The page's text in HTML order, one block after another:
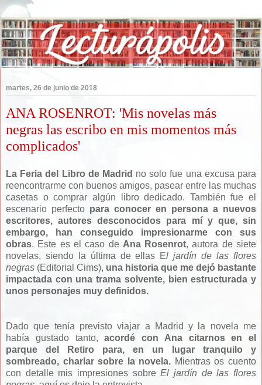
martes, 26 de junio de 2018
ANA ROSENROT: 'Mis novelas más
negras las escribo en mis momentos más
complicados'
La Feria del Libro de Madrid no solo fue una excusa para
reencontrarme con buenos amigos, pasear entre las muchas
casetas o comprar algún libro dedicado. También fue el
escenario perfecto para conocer en persona a nuevos
escritores, autores desconocidos para mí y que, sin
embargo, han conseguido impresionarme con sus
obras. Este es el caso de Ana Rosenrot, autora de siete
novelas, siendo la última de ellas El jardín de las flores
negras (Editorial Cims), una historia que me dejó bastante
impactada con una trama solvente, bien estructurada y
unos personajes muy definidos.
Dado que tenía previsto viajar a Madrid y la novela me
había gustado tanto,acordé con Ana citarnos en el
parque del Retiro para, en un lugar tranquilo y
sombreado, charlar sobre la novela. Mientras os cuento
con detalle mis impresiones sobreEl jardín de las flores